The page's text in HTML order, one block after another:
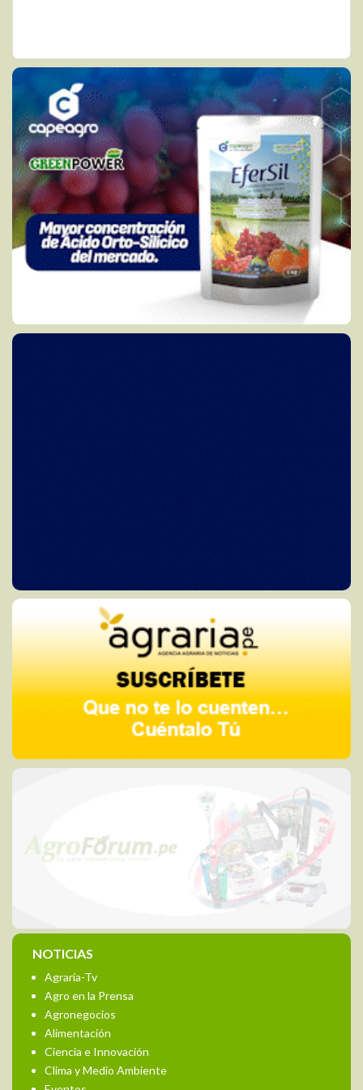
NOTICIAS
Agraria-Tv
Agro en la Prensa
Agronegocios
Alimentación
Ciencia e Innovación
Clima y Medio Ambiente